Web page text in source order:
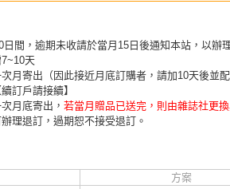
日間，逾期未收請於當月15日後通知本站，以辦
7~10天
次月寄出（因此接近月底訂購者，請加10天後並
訂戶請接續】
月底寄出， 若當月贈品已送完，則由雜誌社更
理退訂，過期恕不接受退訂。
方案